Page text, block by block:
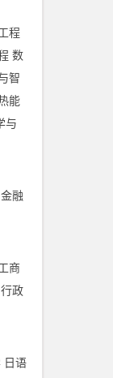
程
数
智
能
与
金融
商
行政
日语